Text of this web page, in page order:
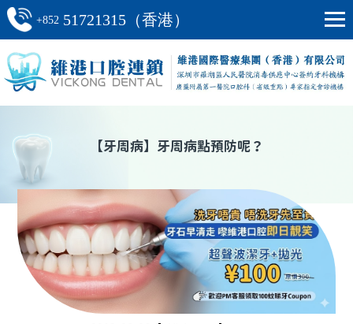
+852 51721315（香港）
【牙周病】 牙周病點預防呢？